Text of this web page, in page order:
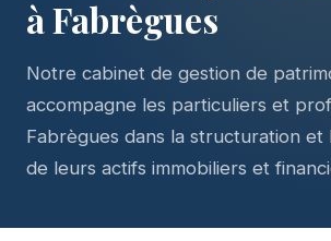
à Fabrègues
Notre cabinet de gestion de
accompagne les particuliers et
Fabrègues dans la structuration et
de leurs actifs immobiliers et